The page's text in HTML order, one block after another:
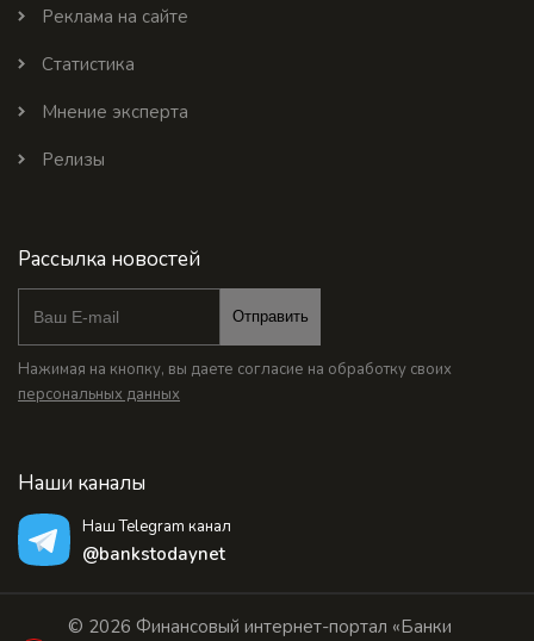
Реклама на сайте
Статистика
Мнение эксперта
Релизы
Рассылка новостей
Отправить
Нажимая на кнопку, вы даете согласие на обработку своих
персональных данных
Наши каналы
Наш Telegram канал
@bankstodaynet
© 2026 Финансовый интернет-портал «Банки